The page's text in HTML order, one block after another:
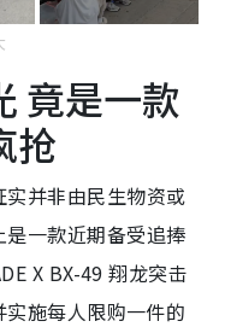
竟是一款
抢
并非由民生物资或
一款近期备受追捧
X BX-49 翔龙突击
施每人限购一件的